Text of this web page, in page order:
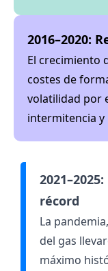
2016–2020:
El crecimiento
costes de
volatilidad por
intermitencia y
récord
La
del gas
máximo